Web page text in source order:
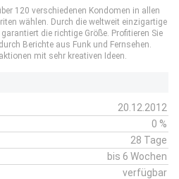
120 verschiedenen Kondomen in allen
wählen. Durch die weltweit einzigartige
die richtige Größe. Profitieren Sie
Berichte aus Funk und Fernsehen.
mit sehr kreativen Ideen.
20.12.2012
0 %
28 Tage
bis 6 Wochen
verfügbar